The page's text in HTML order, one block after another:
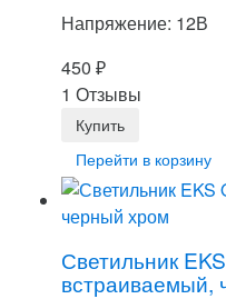
Напряжение: 12В
450 ₽
1 Отзывы
Перейти в корзину
Светильник
встраиваемый,